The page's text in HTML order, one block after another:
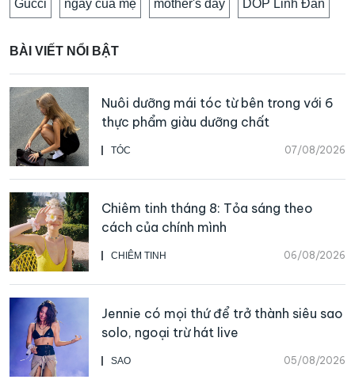
Gucci ngày của mẹ mother's day DOP Linh Đan
BÀI VIẾT NỔI BẬT
TÓC 07/08/2026
Nuôi dưỡng mái tóc từ bên trong với 6
thực phẩm giàu dưỡng chất
CHIÊM TINH 06/08/2026
Chiêm tinh tháng 8: Tỏa sáng theo
cách của chính mình
SAO 05/08/2026
Jennie có mọi thứ để trở thành siêu sao
solo, ngoại trừ hát live